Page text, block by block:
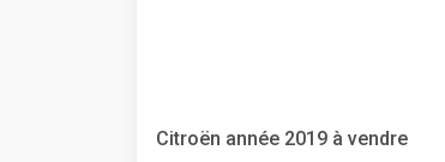
Citroën année 2019 à vendre